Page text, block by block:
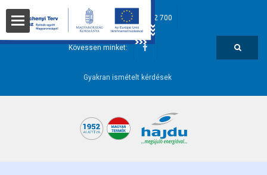
hajdu@hajdurt.hu +36 52 582 700
Kövessen minket:
Gyakran ismételt kérdések